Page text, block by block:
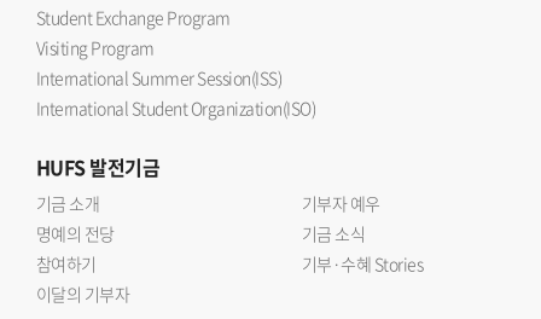
Student Exchange Program
Visiting Program
International Summer Session(ISS)
International Student Organization(ISO)
HUFS발전기금
기금 소개
기부자 예우
명예의 전당
기금 소식
참여하기
기부·수혜 Stories
이달의 기부자